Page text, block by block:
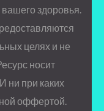
здоровья.
целях и не
носит
ни при каких
оффертой.